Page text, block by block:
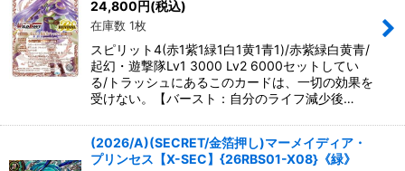
24,800円(税込)
在庫数 1枚
スピリット4(赤1紫1緑1白1黄1青1)/赤紫緑白黄青/
起幻・遊撃隊Lv1 3000 Lv2 6000セットしてい
る/トラッシュにあるこのカードは、一切の効果を
受けない。【バースト：自分のライフ減少後…
(2026/A)(SECRET/金箔押し)マーメイディア・
プリンセス【X-SEC】{26RBS01-X08}《緑》